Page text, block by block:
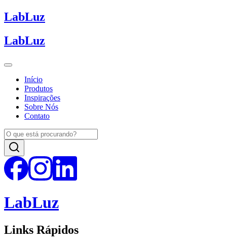
LabLuz
LabLuz
Início
Produtos
Inspirações
Sobre Nós
Contato
LabLuz
Links Rápidos